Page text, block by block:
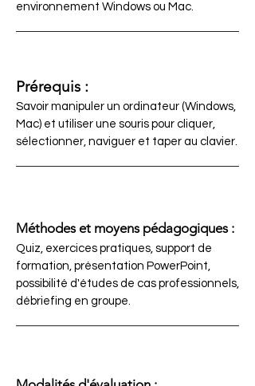
environnement Windows ou Mac.
Prérequis :
Savoir manipuler un ordinateur (Windows,
Mac) et utiliser une souris pour cliquer,
sélectionner, naviguer et taper au clavier.
Méthodes et moyens pédagogiques :
Quiz, exercices pratiques, support de
formation, présentation PowerPoint,
possibilité d'études de cas professionnels,
débriefing en groupe.